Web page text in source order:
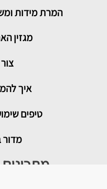
המרת מידות
מגזין
איך
טיפים
מדור
מתכונים